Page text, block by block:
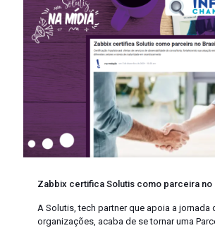
Zabbix certifica Solutis como parceira no
A Solutis, tech partner que apoia a jornada
organizações, acaba de se tornar uma